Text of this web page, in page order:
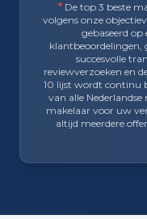
* De top 3 beste
volgens onze
gebaseerd
klantbeoordelingen,
succesvolle
reviewverzoeken en
10 lijst wordt continu
van alle Nederlandse
makelaar voor uw
altijd meerdere